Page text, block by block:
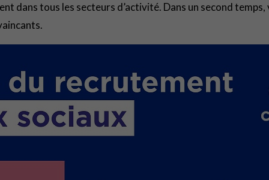
dans tous les secteurs d’activité. Dans un second